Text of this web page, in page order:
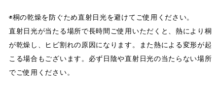
◉桐の乾燥を防ぐため直射日光を避けてご使用ください。
直射日光が当たる場所で長時間ご使用いただくと、熱により桐
が乾燥し、ヒビ割れの原因になります。また熱による変形が起
こる場合もございます。必ず日陰や直射日光の当たらない場所
でご使用ください。